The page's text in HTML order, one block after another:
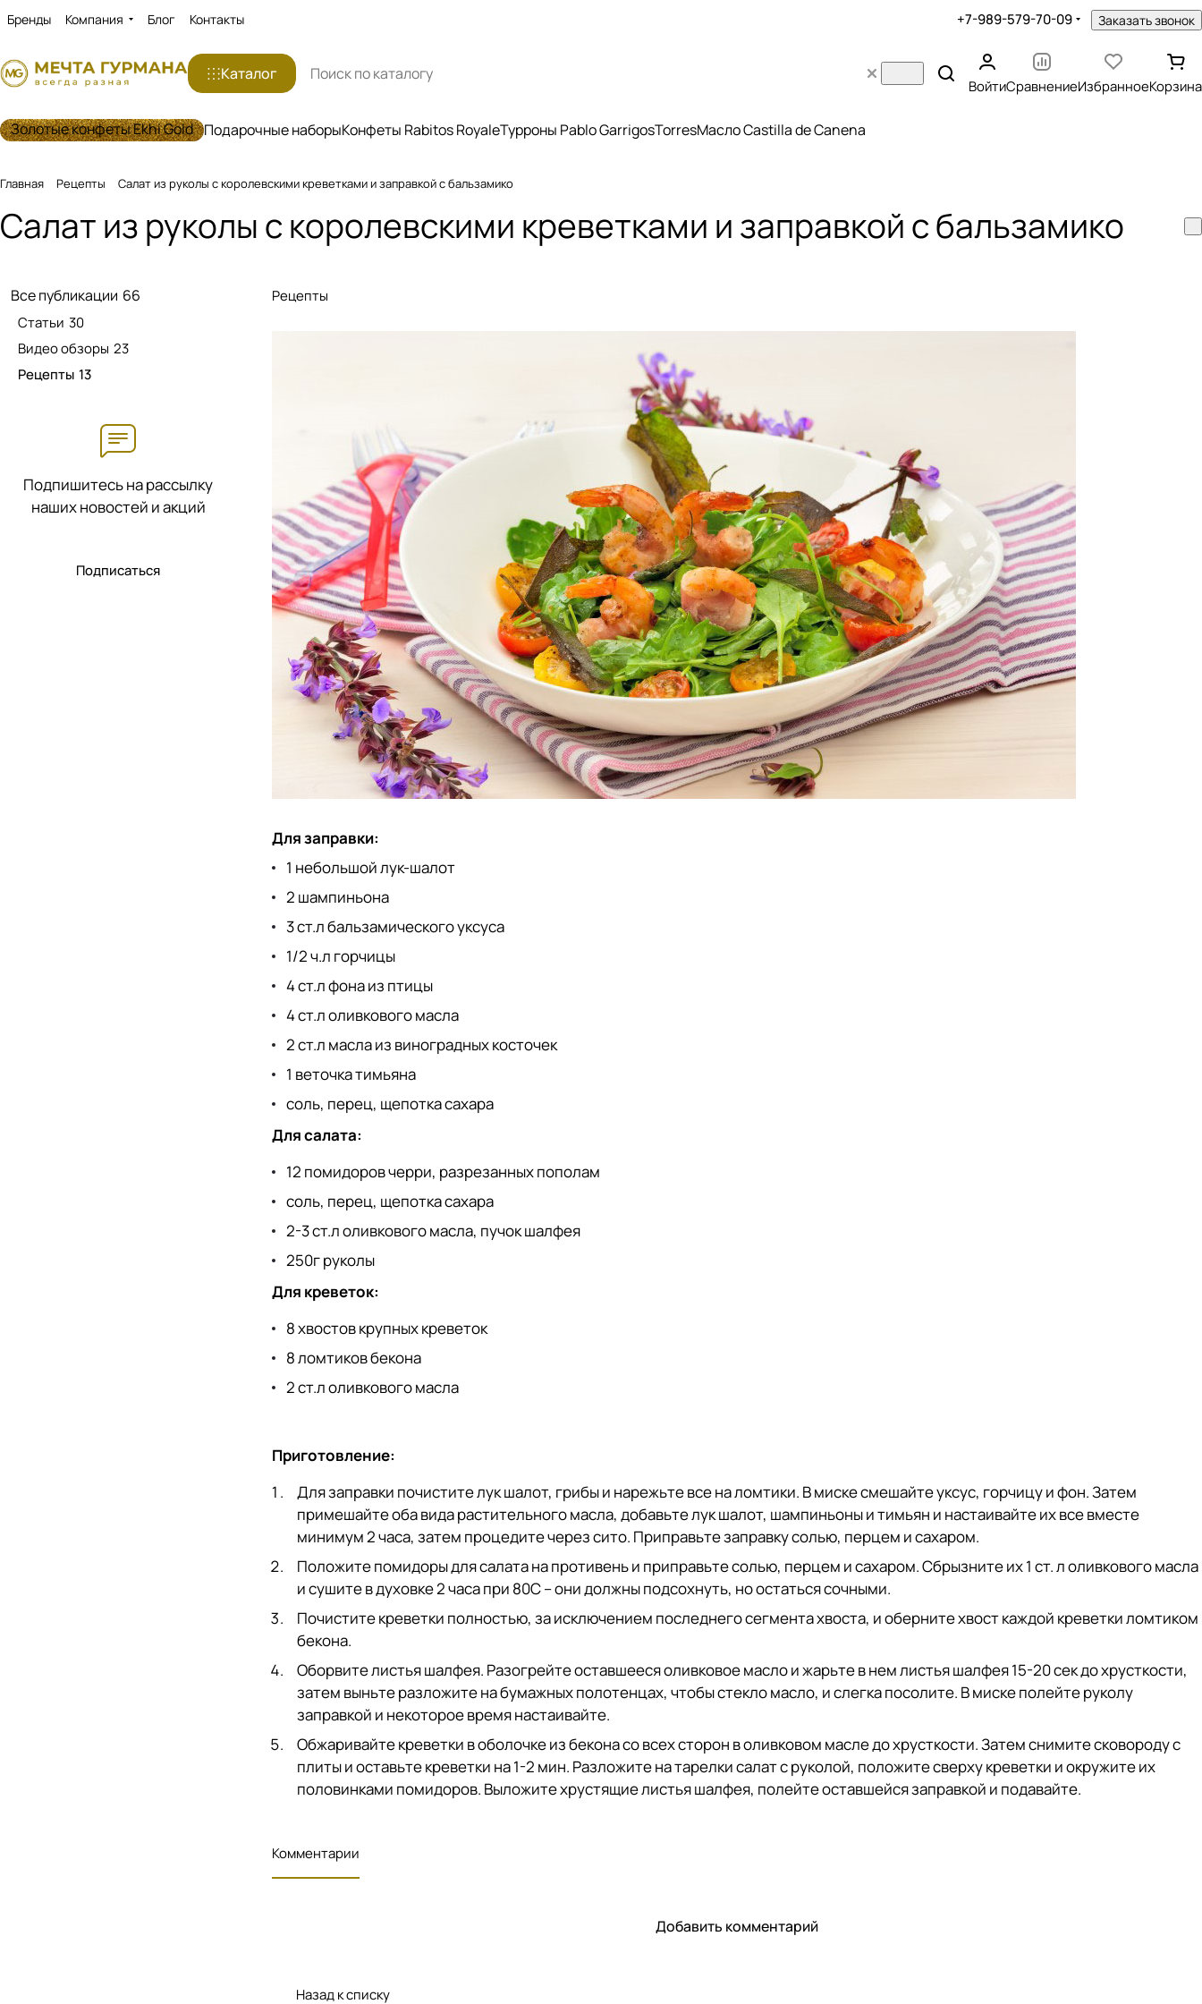
Бренды Компания Блог Контакты +7-989-579-70-09 Заказать звонок
Каталог
ВойтиСравнениеИзбранноеКорзина
Золотые конфеты Ekhi Gold Подарочные наборыКонфеты Rabitos RoyaleТурроны Pablo GarrigosTorresМасло Castilla de Canena
Главная Рецепты Салат из руколы с королевскими креветками и заправкой с бальзамико
Салат из руколы с королевскими креветками и заправкой с бальзамико
Рецепты
Для заправки:
1 небольшой лук-шалот
2 шампиньона
3 ст.л бальзамического уксуса
1/2 ч.л горчицы
4 ст.л фона из птицы
4 ст.л оливкового масла
2 ст.л масла из виноградных косточек
1 веточка тимьяна
соль, перец, щепотка сахара
Для салата:
12 помидоров черри, разрезанных пополам
соль, перец, щепотка сахара
2-3 ст.л оливкового масла, пучок шалфея
250г руколы
Для креветок:
8 хвостов крупных креветок
8 ломтиков бекона
2 ст.л оливкового масла
Приготовление:
Для заправки почистите лук шалот, грибы и нарежьте все на ломтики. В миске смешайте уксус, горчицу и фон. Затем
примешайте оба вида растительного масла, добавьте лук шалот, шампиньоны и тимьян и настаивайте их все вместе
минимум 2 часа, затем процедите через сито. Приправьте заправку солью, перцем и сахаром.
Положите помидоры для салата на противень и приправьте солью, перцем и сахаром. Сбрызните их 1 ст. л оливкового масла
и сушите в духовке 2 часа при 80С – они должны подсохнуть, но остаться сочными.
Почистите креветки полностью, за исключением последнего сегмента хвоста, и оберните хвост каждой креветки ломтиком
бекона.
Оборвите листья шалфея. Разогрейте оставшееся оливковое масло и жарьте в нем листья шалфея 15-20 сек до хрусткости,
затем выньте разложите на бумажных полотенцах, чтобы стекло масло, и слегка посолите. В миске полейте руколу
заправкой и некоторое время настаивайте.
Обжаривайте креветки в оболочке из бекона со всех сторон в оливковом масле до хрусткости. Затем снимите сковороду с
плиты и оставьте креветки на 1-2 мин. Разложите на тарелки салат с руколой, положите сверху креветки и окружите их
половинками помидоров. Выложите хрустящие листья шалфея, полейте оставшейся заправкой и подавайте.
Комментарии
Добавить комментарий
Назад к списку
Все публикации 66
Статьи 30
Видео обзоры 23
Рецепты 13
Подпишитесь на рассылку
наших новостей и акций
Подписаться